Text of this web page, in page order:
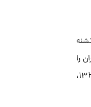
تشنه
را
هم ترسیم می‌کردند؛ گویی آب بود که شهر را تعریف می‌کرد نه دیوار یا خیابان. سه سال بعد یعنی در ۱۳۲۹،